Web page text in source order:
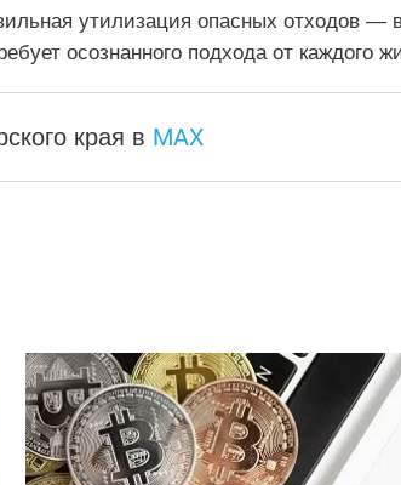
утилизация опасных отходов —
осознанного подхода от каждого
края в MAX